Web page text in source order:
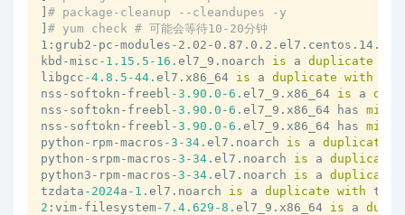
] # package-cleanup --cleandupes -y
] # yum check # 可能会等待10-20分钟
1:grub2-pc-modules-2.02-
kbd-misc -1.15 .5 -16. el7_9.noarch is a duplicate
libgcc -4.8 .5 -44. el7.x86_64 is a duplicate with
nss-softokn-freebl -3.90 .0 -6. el7_9.x86_64 is a
nss-softokn-freebl -3.90 .0 -6. el7_9.x86_64 has
nss-softokn-freebl -3.90 .0 -6. el7_9.x86_64 has
python-rpm-macros -3 -34. el7.noarch is a duplicate
python-srpm-macros -3 -34. el7.noarch is a duplicate
python3-rpm-macros -3 -34. el7.noarch is a duplicate
tzdata -2024a -1. el7.noarch is a duplicate with
2 :vim-filesystem-7.4 .629 -8. el7_9.x86_64 is a